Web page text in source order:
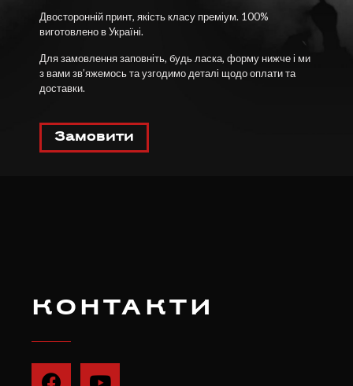
Двосторонній принт, якість класу преміум. 100%
виготовлено в Україні.
Для замовлення заповніть, будь ласка, форму нижче і ми
з вами зв’яжемось та узгодимо деталі щодо оплати та
доставки.
Замовити
КОНТАКТИ